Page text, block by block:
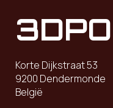
3DPO
Korte Dijkstraat 53
9200 Dendermonde
België